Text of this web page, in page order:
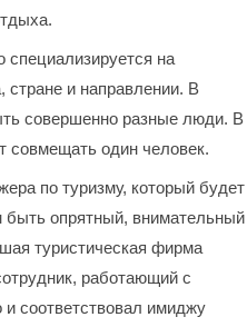
специализируется на
и направлении. В
совершенно разные люди. В
совмещать один человек.
по туризму, который будет
опрятный, внимательный
туристическая фирма
работающий с
соответствовал имиджу